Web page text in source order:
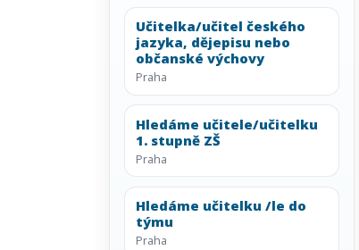
Učitelka/učitel českého
jazyka, dějepisu nebo
občanské výchovy
Praha
Hledáme učitele/učitelku
1. stupně ZŠ
Praha
Hledáme učitelku /le do
týmu
Praha